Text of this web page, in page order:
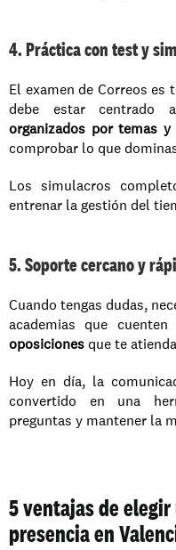
4. Práctica con test y
El examen de Correos
debe estar centrado
organizados por temas
comprobar lo que
Los simulacros
entrenar la gestión del
5. Soporte cercano y
Cuando tengas dudas,
academias que
oposiciones que te
Hoy en día, la
convertido en una
preguntas y mantener la
5 ventajas de
presencia en